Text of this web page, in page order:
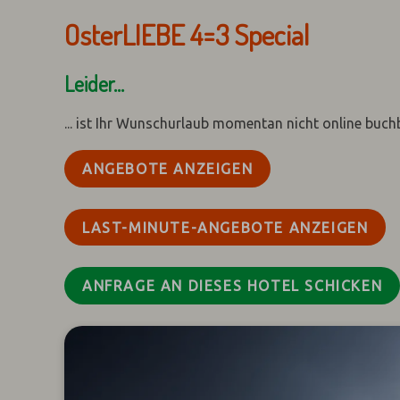
OsterLIEBE 4=3 Special
Leider...
... ist Ihr Wunschurlaub momentan nicht online
ANGEBOTE ANZEIGEN
LAST-MINUTE-ANGEBOTE ANZEIGEN
ANFRAGE AN DIESES HOTEL SCHICKEN